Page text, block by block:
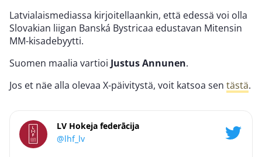
Latvialaismediassa kirjoitellaankin, että edessä voi olla
Slovakian liigan Banská Bystricaa edustavan Mitensin
MM-kisadebyytti.
Suomen maalia vartioi Justus Annunen.
Jos et näe alla olevaa X-päivitystä, voit katsoa sen tästä.
LV Hokeja federācija
@lhf_lv